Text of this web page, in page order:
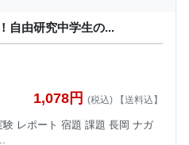
自由研究中学生の...
1,078円 (税込) 【送料込】
レポート 宿題 課題 長岡 ナガ